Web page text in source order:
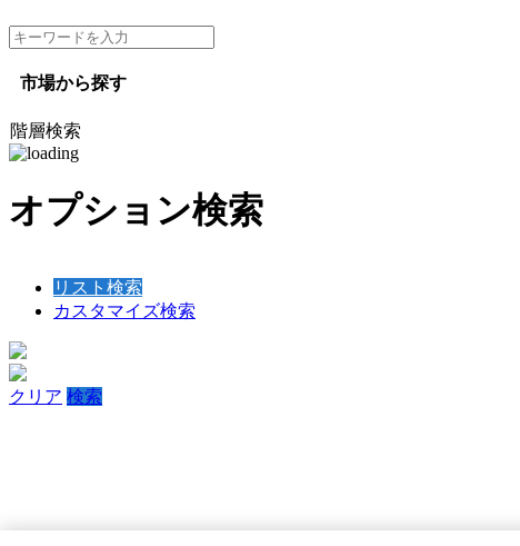
市場から探す
階層検索
オプション検索
リスト検索
カスタマイズ検索
クリア 検索